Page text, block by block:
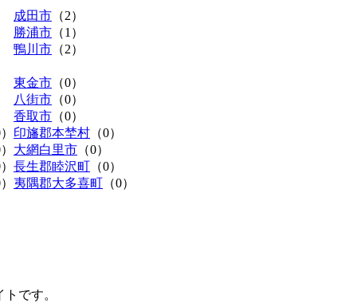
成田市 （2）
勝浦市 （1）
鴨川市 （2）
東金市 （0）
八街市 （0）
香取市 （0）
印旛郡本埜村 （0）
大網白里市 （0）
長生郡睦沢町 （0）
夷隅郡大多喜町 （0）
です。